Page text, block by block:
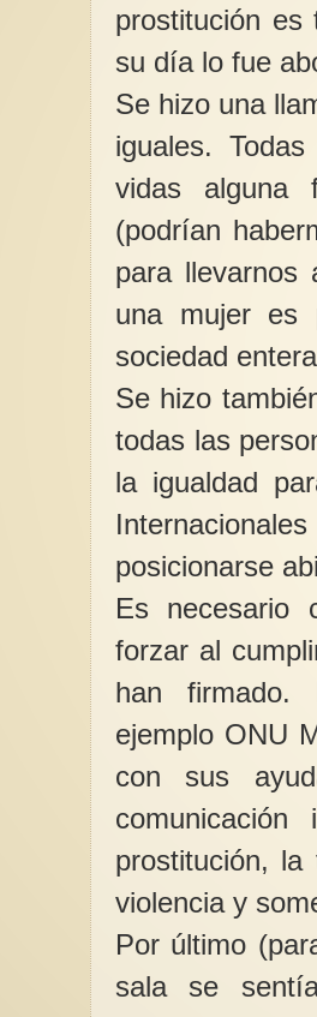
prostitución
su día lo fue
Se hizo una
iguales.
vidas alguna
(podrían
para llevarnos
una mujer es
sociedad
Se hizo
todas las
la igualdad
posicionarse
Es necesario
forzar al
han firmado.
ejemplo ONU
con sus
prostitución,
violencia y
Por último
sala se